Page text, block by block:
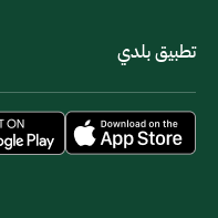
تطبيق بلدي